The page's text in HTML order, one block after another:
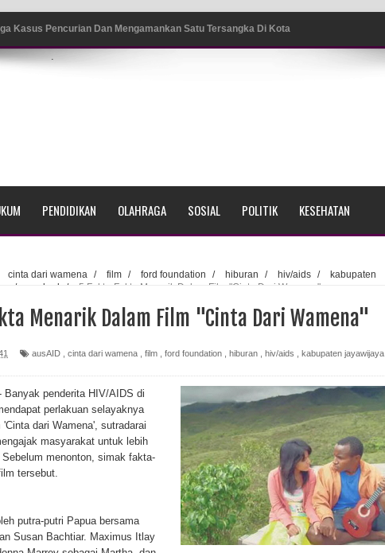
Kasus Pencurian Dan Mengamankan Satu Tersangka Di Kota
Antusiasme Warga Saat Nonton Bareng Final Piala Dunia 2026 di
Jayapura Selatan
Waspada Susulan
Tumpukan Sampah dengan Menghambur ke Tengah Jalan
Agustina Ester Bonsapia
Siapkan 1000 Kuota Beasiswa Mace
CSR untuk RS Bhayangkara Polda Papua pada Peringatan Hari
.
PENDIDIKAN OLAHRAGA SOSIAL POLITIK KESEHATAN
cinta dari wamena / film / ford foundation / hiburan / hiv/aids /
kabupaten
/ senbud / 5 Fakta-Fakta Menarik Dalam Film "Cinta Dari Wamena"
Menarik Dalam Film "Cinta Dari Wamena"
ausAID cinta dari wamena film ford foundation hiburan hiv/aids kabupaten jayawijaya
Banyak penderita HIV/AIDS di
perlakuan selayaknya
dari Wamena', sutradarai
masyarakat untuk lebih
menonton, simak fakta-
tersebut.
putra-putri Papua bersama
Susan Bachtiar. Maximus Itlay